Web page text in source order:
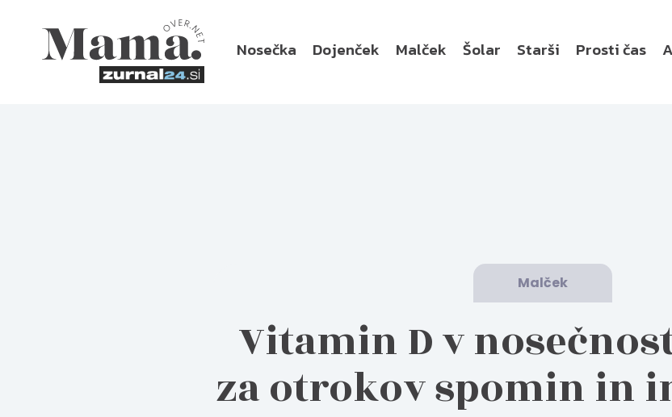
Nosečka Dojenček Malček Šolar Starši Prosti čas
Malček
Vitamin D v
za otrokov spomin in